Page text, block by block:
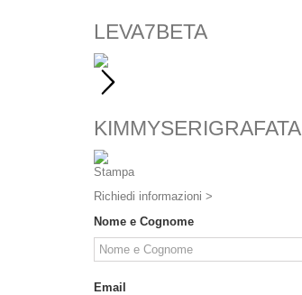
LEVA7BETA
KIMMYSERIGRAFATA
Stampa
Richiedi informazioni >
Nome e Cognome
Email